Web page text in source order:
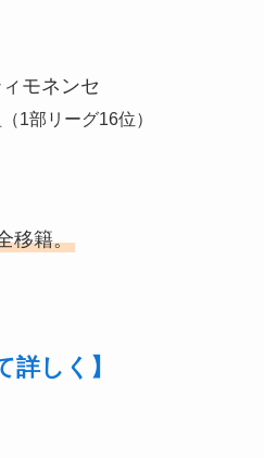
モネンセ
（1部リーグ16位）
移籍。
詳しく】